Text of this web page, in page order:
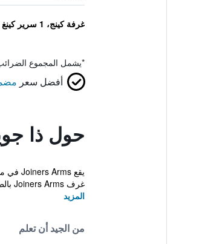
غرفة كينج، 1 سرير كينغ
*يشمل المجموع
أفضل سعر
حول ذا
غرف Joiners Arms بالطراز البوتيكي مع الأقم...
المزيد
من الجيد أن تعلم